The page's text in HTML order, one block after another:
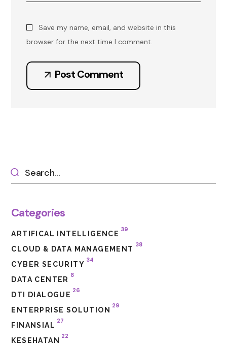
Save my name, email, and website in this
browser for the next time I comment.
Post Comment
Categories
ARTIFICAL INTELLIGENCE
39
CLOUD & DATA MANAGEMENT
38
CYBER SECURITY
34
DATA CENTER
8
DTI DIALOGUE
26
ENTERPRISE SOLUTION
29
FINANSIAL
27
KESEHATAN
22